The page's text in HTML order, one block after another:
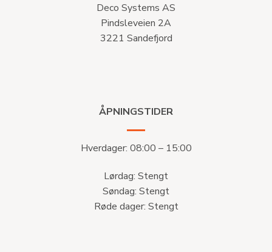
Deco Systems AS
Pindsleveien 2A
3221 Sandefjord
ÅPNINGSTIDER
Hverdager: 08:00 – 15:00
Lørdag: Stengt
Søndag: Stengt
Røde dager: Stengt